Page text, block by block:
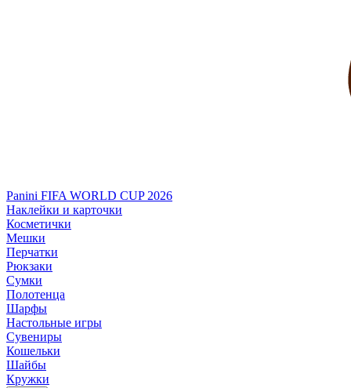
Panini FIFA WORLD CUP 2026
Наклейки и карточки
Косметички
Мешки
Перчатки
Рюкзаки
Сумки
Полотенца
Шарфы
Настольные игры
Сувениры
Кошельки
Шайбы
Кружки